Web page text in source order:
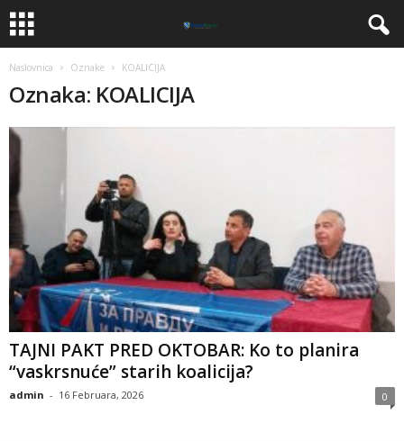
Naslovnica Oznake KOALICIJA
Oznaka: KOALICIJA
TAJNI PAKT PRED OKTOBAR: Ko to planira
“vaskrsnuće” starih koalicija?
admin - 16 Februara, 2026 0